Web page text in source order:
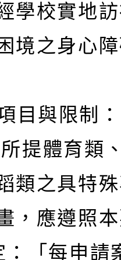
學校實地
境之身心
與限制：
提體育類
類之具特
，應遵照
：「每申請